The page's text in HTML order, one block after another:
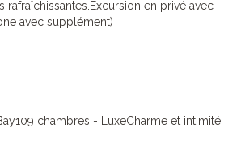
en privé avec
avec supplément)
chambres - LuxeCharme et intimité